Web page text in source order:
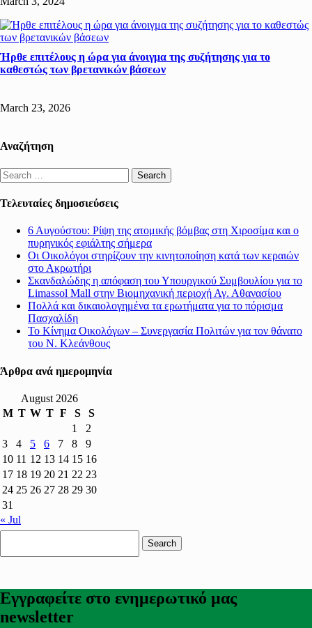
Ήρθε επιτέλους η ώρα για άνοιγμα της συζήτησης για το
καθεστώς των βρετανικών βάσεων
March 23, 2026
Αναζήτηση
Search
for:
Τελευταίες δημοσιεύσεις
6 Αυγούστου: Ρίψη της ατομικής βόμβας στη Χιροσίμα και ο
πυρηνικός εφιάλτης σήμερα
Οι Οικολόγοι στηρίζουν την κινητοποίηση κατά των κεραιών
στο Ακρωτήρι
Σκανδαλώδης η απόφαση του Υπουργικού Συμβουλίου για το
Limassol Mall στην Βιομηχανική περιοχή Αγ. Αθανασίου
Πολλά και δικαιολογημένα τα ερωτήματα για το πόρισμα
Πασχαλίδη
Το Κίνημα Οικολόγων – Συνεργασία Πολιτών για τον θάνατο
του Ν. Κλεάνθους
Άρθρα ανά ημερομηνία
August 2026
M T W T F S
S
1
2
3
4 5 6 7 8
9
10 11 12 13 14 15 16
17 18 19 20 21 22 23
24 25 26 27 28 29 30
31
« Jul
Εγγραφείτε στο ενημερωτικό μας
newsletter